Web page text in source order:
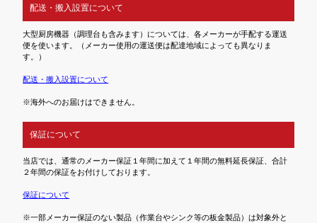
配送・搬入設置について
大型厨房機器（調理台も含みます）については、各メーカーが手配する運送
便を使います。（メーカー使用の運送便は配達地域によっても異なりま
す。）
配送・搬入設置について
※海外へのお届けはできません。
保証について
当店では、通常のメーカー保証１年間に加えて１年間の無料延長保証、合計
２年間の保証をお付けしております。
保証について
※一部メーカー保証のない製品（作業台やシンク等の板金製品）は対象外と